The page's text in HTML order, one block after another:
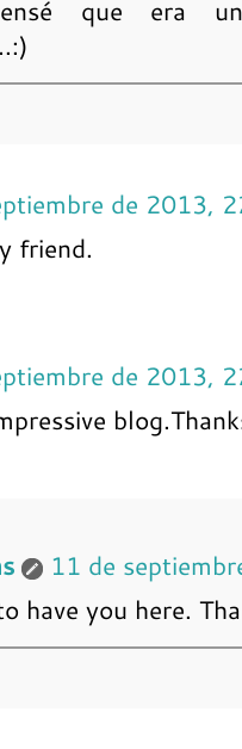
que era
de 2013,
friend.
de 2013,
11 de
have you here.